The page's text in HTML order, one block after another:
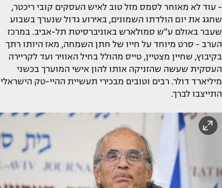
- עוד לא מאוחר לסמס מזל טוב לאיש העסקים קובי ריכטר,
שחגג את יום הולדתו השמונים, באירוע גדול שנערך בשבוע
שעבר באולם ע"ש סמולארש באוניברסיטת תל-אביב. במרכז
הערב - סרט מיוחד על חייו של חתן השמחה, מאז היותו רתך
בקיבוץ, שחיין מצטיין, טייס מהולל בחיל האוויר ועד לקריירה
העסקית שעשה שהזניקה אותו להון אישי המוערך בכשני
מיליארד דולר. רבים וטובים מבכירי תעשיית ההיי-טק הישראלי
התייצבו לברך.